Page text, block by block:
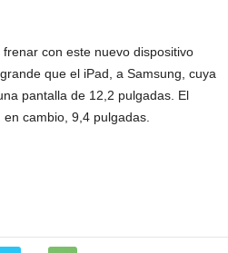
con este nuevo dispositivo
que el iPad, a Samsung, cuya
pantalla de 12,2 pulgadas. El
cambio, 9,4 pulgadas.